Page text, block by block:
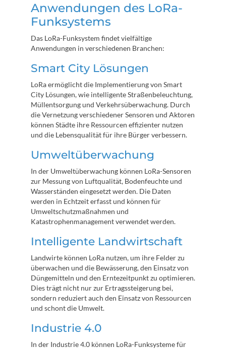
Anwendungen des LoRa-
Funksystems
Das LoRa-Funksystem findet vielfältige
Anwendungen in verschiedenen Branchen:
Smart City Lösungen
LoRa ermöglicht die Implementierung von Smart
City Lösungen, wie intelligente Straßenbeleuchtung,
Müllentsorgung und Verkehrsüberwachung. Durch
die Vernetzung verschiedener Sensoren und Aktoren
können Städte ihre Ressourcen effizienter nutzen
und die Lebensqualität für ihre Bürger verbessern.
Umweltüberwachung
In der Umweltüberwachung können LoRa-Sensoren
zur Messung von Luftqualität, Bodenfeuchte und
Wasserständen eingesetzt werden. Die Daten
werden in Echtzeit erfasst und können für
Umweltschutzmaßnahmen und
Katastrophenmanagement verwendet werden.
Intelligente Landwirtschaft
Landwirte können LoRa nutzen, um ihre Felder zu
überwachen und die Bewässerung, den Einsatz von
Düngemitteln und den Erntezeitpunkt zu optimieren.
Dies trägt nicht nur zur Ertragssteigerung bei,
sondern reduziert auch den Einsatz von Ressourcen
und schont die Umwelt.
Industrie 4.0
In der Industrie 4.0 können LoRa-Funksysteme für